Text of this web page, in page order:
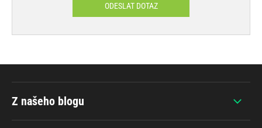
ODESLAT DOTAZ
Z našeho blogu